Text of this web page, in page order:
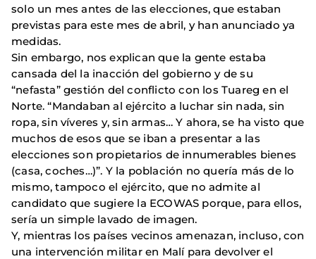
solo un mes antes de las elecciones, que estaban
previstas para este mes de abril, y han anunciado ya
medidas.
Sin embargo, nos explican que la gente estaba
cansada del la inacción del gobierno y de su
“nefasta” gestión del conflicto con los Tuareg en el
Norte. “Mandaban al ejército a luchar sin nada, sin
ropa, sin víveres y, sin armas… Y ahora, se ha visto que
muchos de esos que se iban a presentar a las
elecciones son propietarios de innumerables bienes
(casa, coches…)”. Y la población no quería más de lo
mismo, tampoco el ejército, que no admite al
candidato que sugiere la ECOWAS porque, para ellos,
sería un simple lavado de imagen.
Y, mientras los países vecinos amenazan, incluso, con
una intervención militar en Malí para devolver el